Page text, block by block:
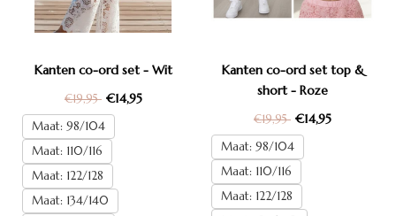
Kanten co-ord set - Wit
€19,95 €14,95
Maat: 98/104
Maat: 110/116
Maat: 122/128
Maat: 134/140
Kanten co-ord set top &
short - Roze
€19,95 €14,95
Maat: 98/104
Maat: 110/116
Maat: 122/128